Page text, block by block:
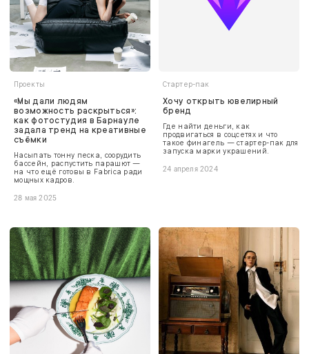
Проекты
«Мы дали людям
возможность раскрыться»:
как фотостудия в Барнауле
задала тренд на креативные
съёмки
Насыпать тонну песка, соорудить
бассейн, распустить парашют —
на что ещё готовы в Fabrica ради
мощных кадров.
28 мая 2025
Стартер-пак
Хочу открыть ювелирный
бренд
Где найти деньги, как
продвигаться в соцсетях и что
такое финагель — стартер-пак для
запуска марки украшений.
24 апреля 2024